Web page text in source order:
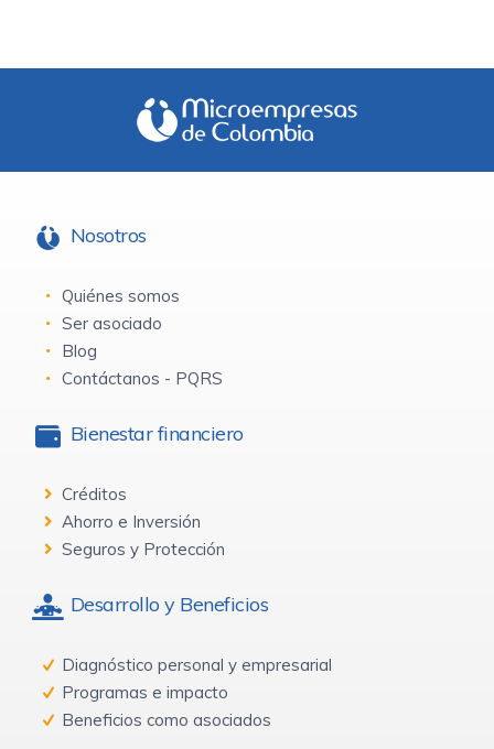
Nosotros
Quiénes somos
Ser asociado
Blog
Contáctanos - PQRS
Bienestar financiero
Créditos
Ahorro e Inversión
Seguros y Protección
Desarrollo y Beneficios
Diagnóstico personal y empresarial
Programas e impacto
Beneficios como asociados